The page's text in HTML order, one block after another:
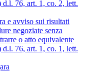
d.l. 76, art. 1, co. 2, lett.
e avviso sui risultati
negoziate senza
o atto equivalente
d.l. 76, art. 1, co. 1, lett.